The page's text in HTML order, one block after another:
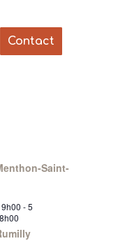
Contact
Saint-
-5